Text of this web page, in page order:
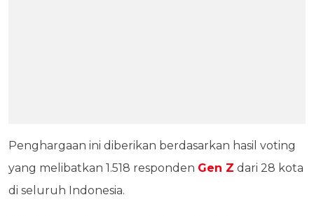
Penghargaan ini diberikan berdasarkan hasil voting
yang melibatkan 1.518 responden Gen Z dari 28 kota
di seluruh Indonesia.